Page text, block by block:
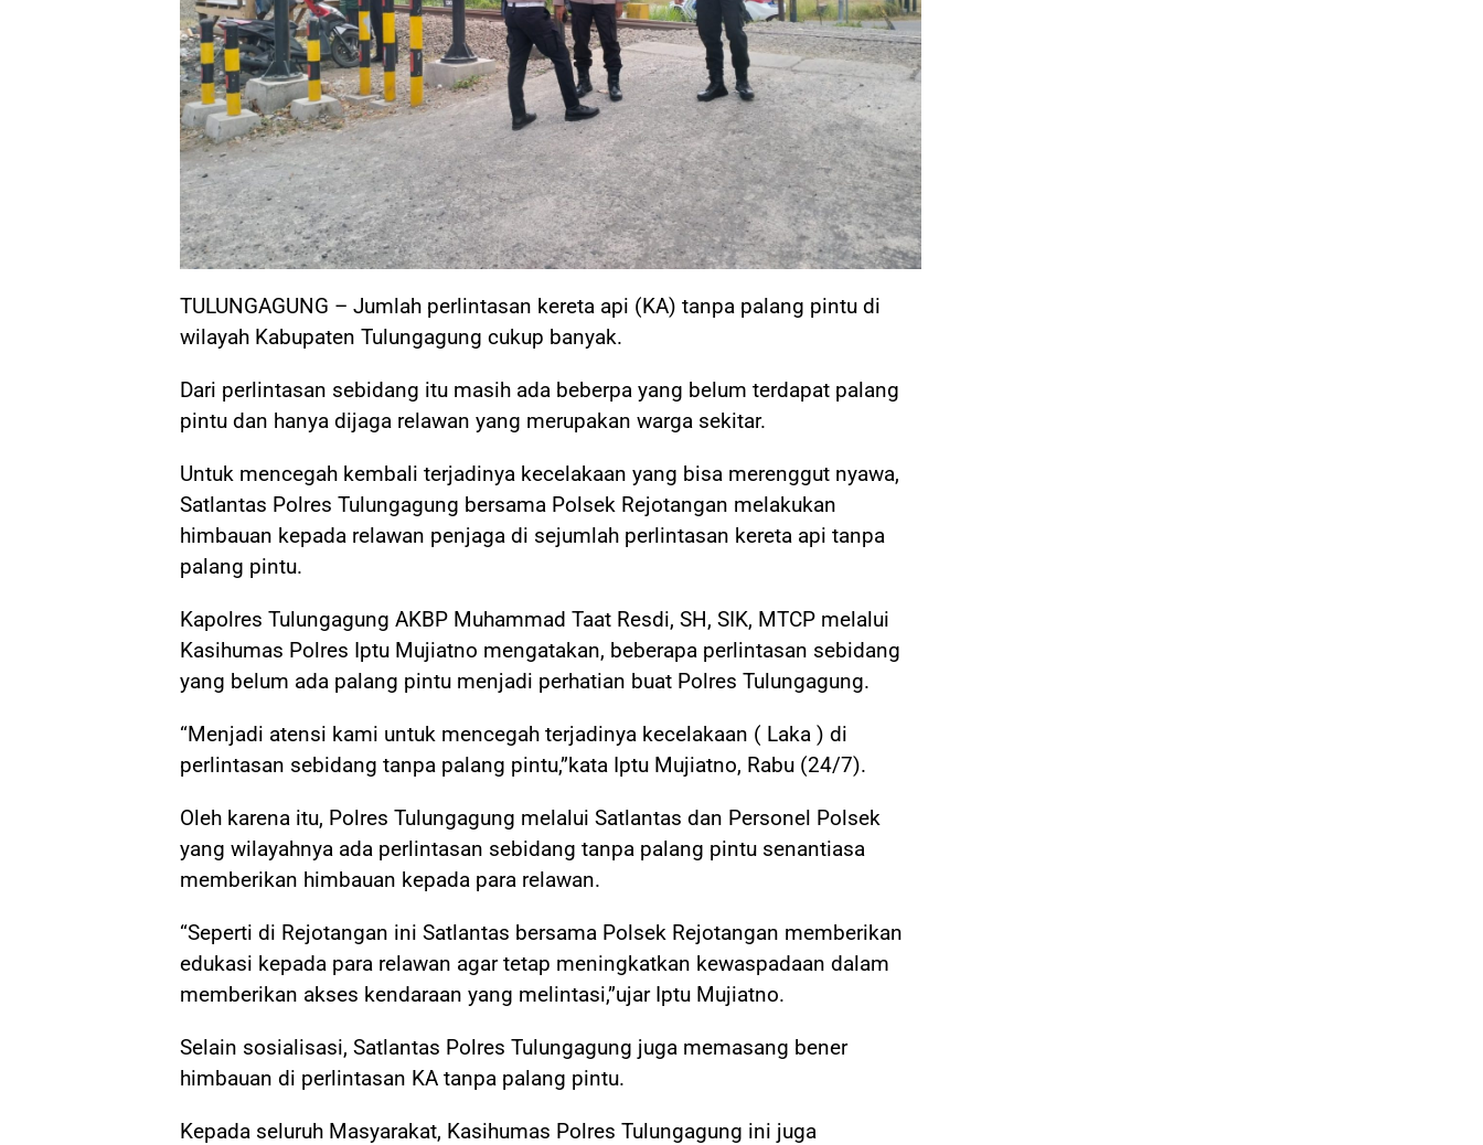
TULUNGAGUNG – Jumlah perlintasan kereta api (KA) tanpa palang pintu di
wilayah Kabupaten Tulungagung cukup banyak.
Dari perlintasan sebidang itu masih ada beberpa yang belum terdapat palang
pintu dan hanya dijaga relawan yang merupakan warga sekitar.
Untuk mencegah kembali terjadinya kecelakaan yang bisa merenggut nyawa,
Satlantas Polres Tulungagung bersama Polsek Rejotangan melakukan
himbauan kepada relawan penjaga di sejumlah perlintasan kereta api tanpa
palang pintu.
Kapolres Tulungagung AKBP Muhammad Taat Resdi, SH, SIK, MTCP melalui
Kasihumas Polres Iptu Mujiatno mengatakan, beberapa perlintasan sebidang
yang belum ada palang pintu menjadi perhatian buat Polres Tulungagung.
“Menjadi atensi kami untuk mencegah terjadinya kecelakaan ( Laka ) di
perlintasan sebidang tanpa palang pintu,”kata Iptu Mujiatno, Rabu (24/7).
Oleh karena itu, Polres Tulungagung melalui Satlantas dan Personel Polsek
yang wilayahnya ada perlintasan sebidang tanpa palang pintu senantiasa
memberikan himbauan kepada para relawan.
“Seperti di Rejotangan ini Satlantas bersama Polsek Rejotangan memberikan
edukasi kepada para relawan agar tetap meningkatkan kewaspadaan dalam
memberikan akses kendaraan yang melintasi,”ujar Iptu Mujiatno.
Selain sosialisasi, Satlantas Polres Tulungagung juga memasang bener
himbauan di perlintasan KA tanpa palang pintu.
Kepada seluruh Masyarakat, Kasihumas Polres Tulungagung ini juga